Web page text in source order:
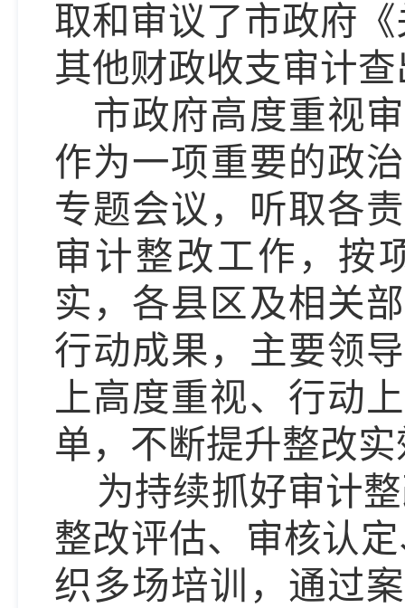
取和审议了市政府
其他财政收支审计
市政府高度重视
作为一项重要的政
专题会议 ， 听取各
审计整改工作 ，按
实， 各县区及相关部
行动成果， 主要领导
上高度重视、行动上
单，不断提升整改实
为持续抓好审计
整改评估、审核认
织多场培训，通过